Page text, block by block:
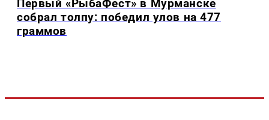
Первый «РыбаФест» в Мурманске
собрал толпу: победил улов на 477
граммов